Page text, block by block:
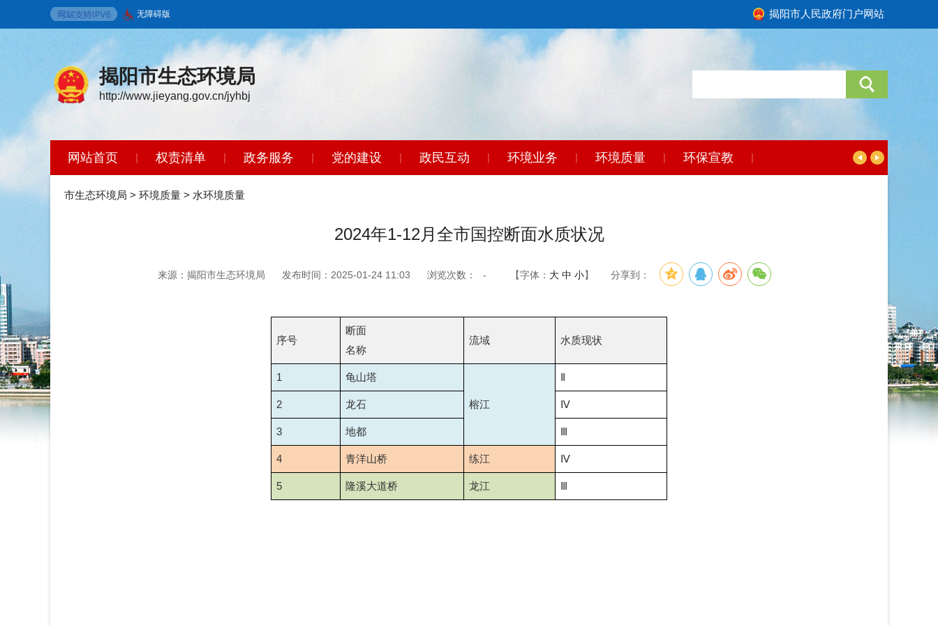
无障碍版 揭阳市人民政府门户网站
揭阳市生态环境局
http://www.jieyang.gov.cn/jyhbj
网站首页 | 权责清单 | 政务服务 | 党的建设 | 政民互动 | 环境业务 | 环境质量 | 环保宣教 |
环境保护标准 | 政策法规
市生态环境局 > 环境质量 > 水环境质量
2024年1-12月全市国控断面水质状况
来源：揭阳市生态环境局 发布时间：2025-01-24 11:03 浏览次数： - 【字体： 大 中 小】 分享到：
序号
断面
名称
流域 水质现状
1 龟山塔
榕江
Ⅱ
2 龙石 Ⅳ
3 地都 Ⅲ
4 青洋山桥 练江 Ⅳ
5 隆溪大道桥 龙江 Ⅲ